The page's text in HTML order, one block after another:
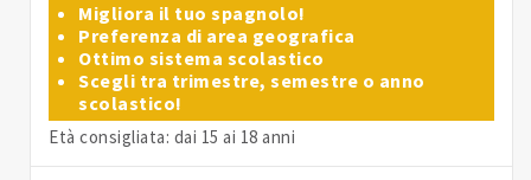
Migliora il tuo spagnolo!
Preferenza di area geografica
Ottimo sistema scolastico
Scegli tra trimestre, semestre o anno
scolastico!
Età consigliata: dai 15 ai 18 anni